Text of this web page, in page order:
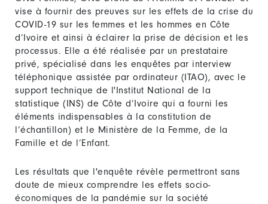
vise à fournir des preuves sur les effets de la crise du
COVID-19 sur les femmes et les hommes en Côte
d’Ivoire et ainsi à éclairer la prise de décision et les
processus. Elle a été réalisée par un prestataire
privé, spécialisé dans les enquêtes par interview
téléphonique assistée par ordinateur (ITAO), avec le
support technique de l'Institut National de la
statistique (INS) de Côte d’Ivoire qui a fourni les
éléments indispensables à la constitution de
l’échantillon) et le Ministère de la Femme, de la
Famille et de l’Enfant.
Les résultats que l'enquête révèle permettront sans
doute de mieux comprendre les effets socio-
économiques de la pandémie sur la société